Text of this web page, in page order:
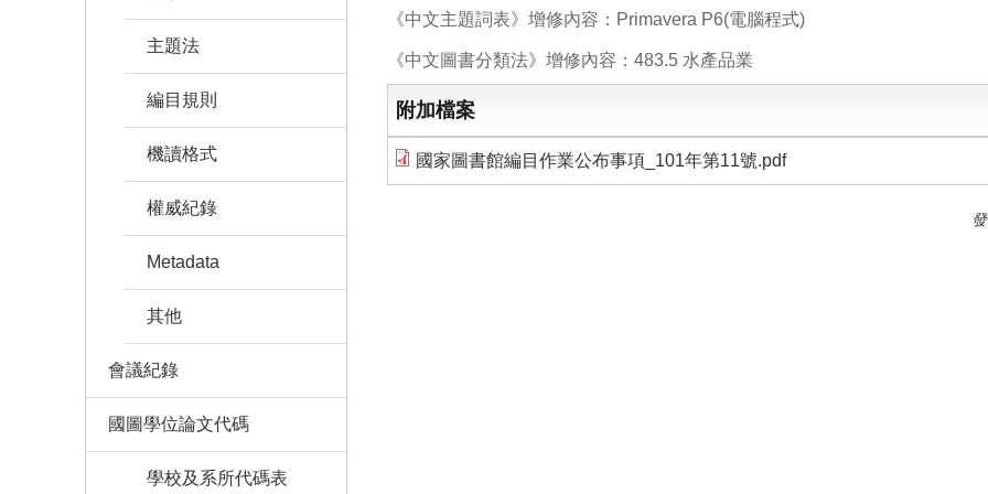
《中文主題詞表》增修內容：Primavera P6(電腦程式)
《中文圖書分類法》增修內容：483.5 水產品業
附加檔案
國家圖書館編目作業公布事項_101年第11號.pdf
主題法
編目規則
機讀格式
權威紀錄
Metadata
其他
會議紀錄
國圖學位論文代碼
學校及系所代碼表